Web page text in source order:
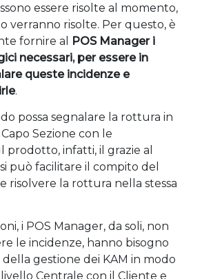
essere risolte al momento,
verranno risolte. Per questo, è
fornire al
POS Manager i
necessari, per essere in
queste incidenze e
.
possa segnalare la rottura in
Sezione con le
prodotto, infatti, il grazie al
può facilitare il compito del
risolvere la rottura nella stessa
i POS Manager, da soli, non
le incidenze, hanno bisogno
gestione dei KAM in modo
Centrale con il Cliente e